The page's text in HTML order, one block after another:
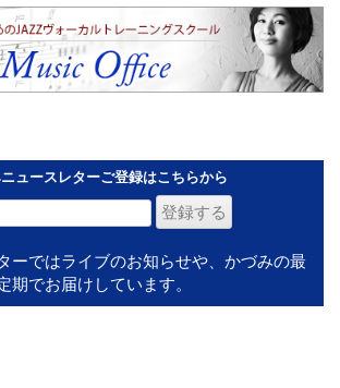
ュースレターご登録はこちらから
ーではライブのお知らせや、かづみの最
期でお届けしています。